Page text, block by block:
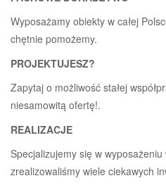
Wyposażamy obiekty w całej
chętnie pomożemy.
PROJEKTUJESZ?
Zapytaj o możliwość stałej
niesamowitą ofertę!.
REALIZACJE
Specjalizujemy się w
zrealizowaliśmy wiele ciekawych